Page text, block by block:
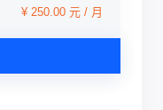
¥ 250.00 元 / 月